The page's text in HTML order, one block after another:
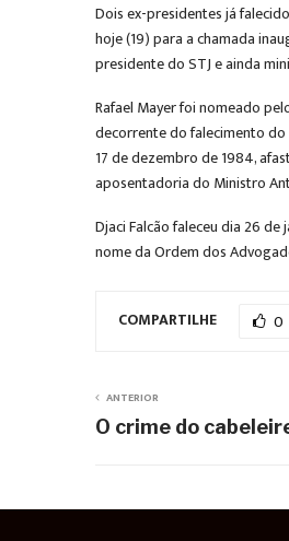
Dois ex-presidentes já
hoje (19) para a chamada
presidente do STJ e ainda
Rafael Mayer foi nomeado
decorrente do falecimento do
17 de dezembro de 1984,
aposentadoria do Ministro
Djaci Falcão faleceu dia 26
nome da Ordem dos
COMPARTILHE 0
ANTERIOR
O crime do